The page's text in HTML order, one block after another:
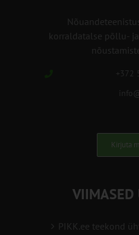
korraldatalse põllu-
+372
Kirjuta
VIIMASED
PIKK.ee teekond